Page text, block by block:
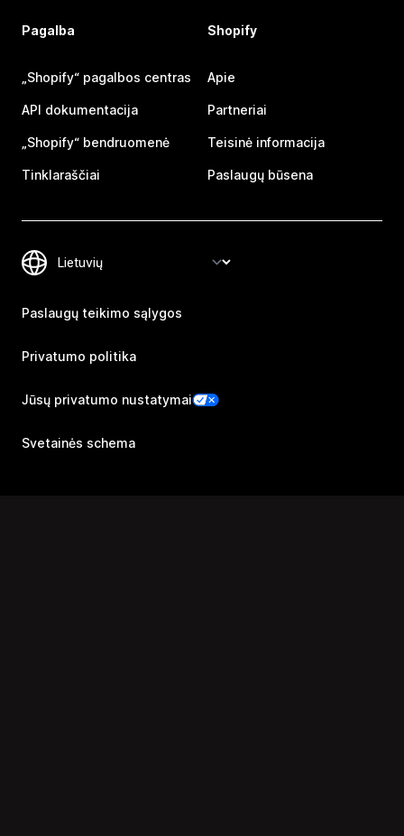
Pagalba
„Shopify“ pagalbos centras
API dokumentacija
„Shopify“ bendruomenė
Tinklaraščiai
Shopify
Apie
Partneriai
Teisinė informacija
Paslaugų būsena
Paslaugų teikimo sąlygos
Privatumo politika
Jūsų privatumo nustatymai
Svetainės schema